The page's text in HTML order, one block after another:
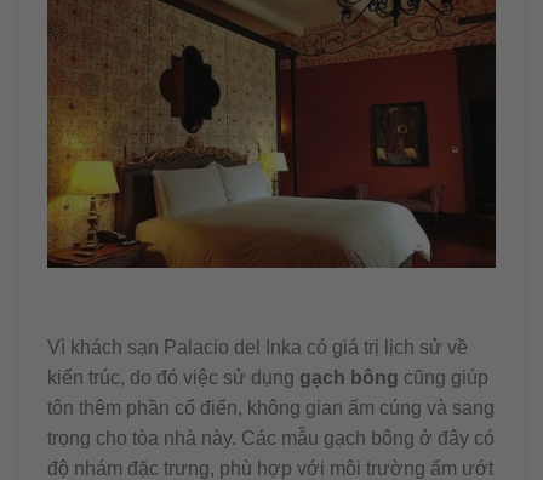
Vì khách sạn Palacio del Inka có giá trị lịch sử về
kiến trúc, do đó việc sử dụng gạch bông cũng giúp
tôn thêm phần cổ điển, không gian ấm cúng và sang
trọng cho tòa nhà này. Các mẫu gạch bông ở đây có
độ nhám đặc trưng, phù hợp với môi trường ẩm ướt